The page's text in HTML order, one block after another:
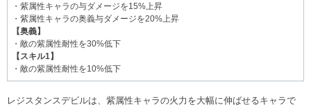
・紫属性キャラの与ダメージを15%上昇
・紫属性キャラの奥義与ダメージを20%上昇
【奥義】
・敵の紫属性耐性を30%低下
【スキル1】
・敵の紫属性耐性を10%低下
レジスタンスデビルは、紫属性キャラの火力を大幅に伸ばせるキャラで